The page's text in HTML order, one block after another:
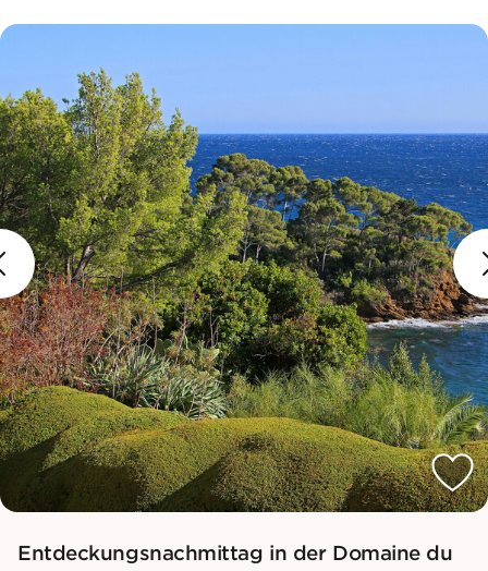
Entdeckungsnachmittag in der Domaine du